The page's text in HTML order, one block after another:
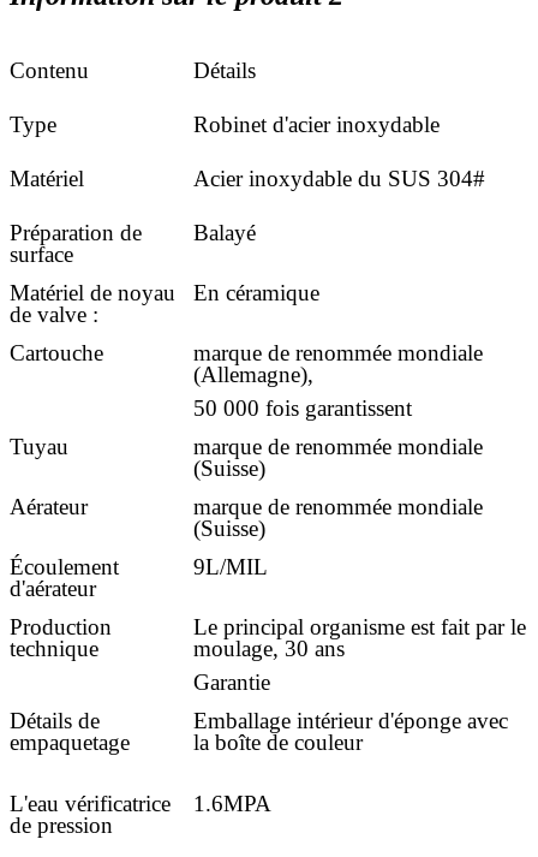
Contenu Détails
Type Robinet d'acier inoxydable
Matériel Acier inoxydable du SUS 304#
Préparation de
surface
Balayé
Matériel de noyau
de valve :
En céramique
Cartouche
marque de renommée mondiale
(Allemagne),
50 000 fois garantissent
Tuyau
marque de renommée mondiale
(Suisse)
Aérateur
marque de renommée mondiale
(Suisse)
Écoulement
d'aérateur
9L/MIL
Production
technique
Le principal organisme est fait par le
moulage, 30 ans
Garantie
Détails de
empaquetage
Emballage intérieur d'éponge avec
la boîte de couleur
L'eau vérificatrice
de pression
1.6MPA